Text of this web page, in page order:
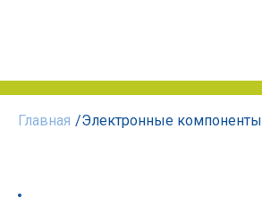
Главная /Электронные компоненты